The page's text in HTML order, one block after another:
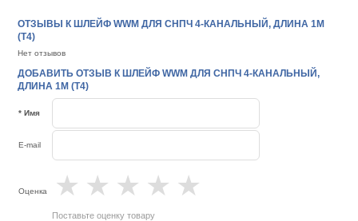
ОТЗЫВЫ К ШЛЕЙФ WWM ДЛЯ СНПЧ 4-КАНАЛЬНЫЙ, ДЛИНА 1М
(T4)
Нет отзывов
ДОБАВИТЬ ОТЗЫВ К ШЛЕЙФ WWM ДЛЯ СНПЧ 4-КАНАЛЬНЫЙ,
ДЛИНА 1М (T4)
* Имя
E-mail
Оценка ★
★
★
★
★
Поставьте оценку товару